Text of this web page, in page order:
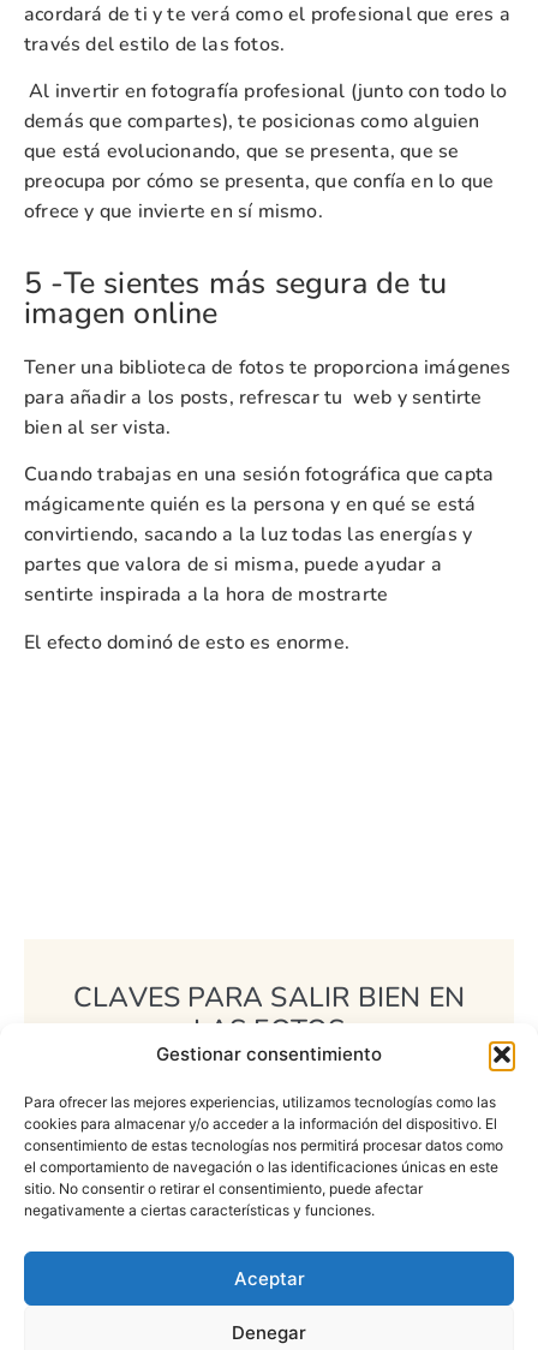
Gestionar consentimiento
Para ofrecer las mejores experiencias, utilizamos tecnologías como las
cookies para almacenar y/o acceder a la información del dispositivo. El
consentimiento de estas tecnologías nos permitirá procesar datos como
el comportamiento de navegación o las identificaciones únicas en este
sitio. No consentir o retirar el consentimiento, puede afectar
negativamente a ciertas características y funciones.
Aceptar
Denegar
acordará de ti y te verá como el profesional que eres a
través del estilo de las fotos.
Al invertir en fotografía profesional (junto con todo lo
demás que compartes), te posicionas como alguien
que está evolucionando, que se presenta, que se
preocupa por cómo se presenta, que confía en lo que
ofrece y que invierte en sí mismo.
5 -Te sientes más segura de tu
imagen online
Tener una biblioteca de fotos te proporciona imágenes
para añadir a los posts, refrescar tu web y sentirte
bien al ser vista.
Cuando trabajas en una sesión fotográfica que capta
mágicamente quién es la persona y en qué se está
convirtiendo, sacando a la luz todas las energías y
partes que valora de si misma, puede ayudar a
sentirte inspirada a la hora de mostrarte
El efecto dominó de esto es enorme.
CLAVES PARA SALIR BIEN EN
LAS FOTOS
Imagen profesional? No te pierdas esta Guía
Gratuita.
Descarga la Guía Aquí
¿Preparada para tu sesión de Fotos de Marca